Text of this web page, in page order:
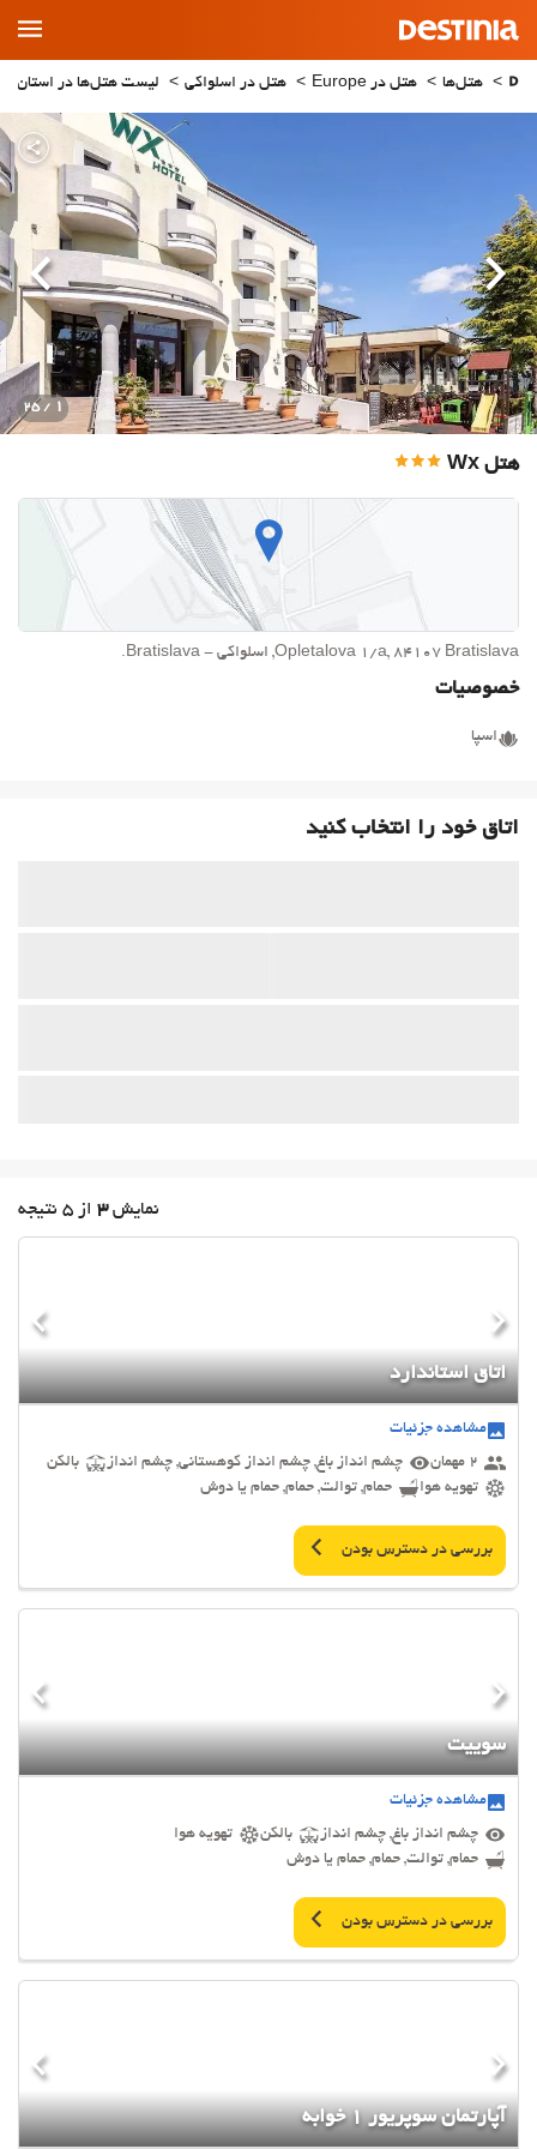
Main
Menu
هتل‌ها هتل در Europe هتل در اسلواکی لیست هتل‌ها در استان Bratislava
هتل Wx
1
/ 25
قبلی بعدی
Opletalova 1/a, 84107 Bratislava, اسلواکی - Bratislava.
خصوصیات
اسپا
اتاق خود را انتخاب کنید
نمایش3 از 5 نتیجه
اتاق استاندارد
مشاهده جزئیات
2 مهمان
چشم انداز باغ, چشم انداز کوهستانی, چشم انداز
بالکن
تهویه هوا
حمام, توالت, حمام, حمام یا دوش
بررسی در دسترس بودن
سوییت
مشاهده جزئیات
چشم انداز باغ, چشم انداز
بالکن
تهویه هوا
حمام, توالت, حمام, حمام یا دوش
بررسی در دسترس بودن
آپارتمان سوپریور 1 خوابه